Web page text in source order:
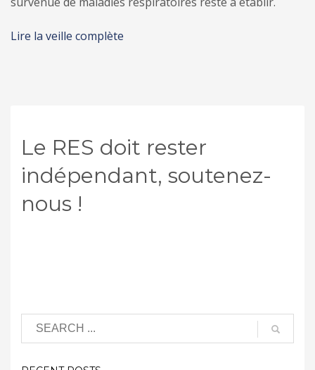
Lire la veille complète
Le RES doit rester
indépendant, soutenez-
nous !